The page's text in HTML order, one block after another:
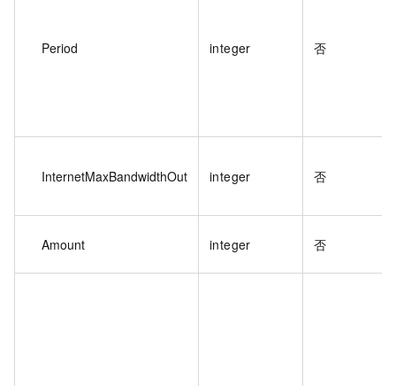
Period integer 否
InternetMaxBandwidthOut integer 否
Amount integer 否